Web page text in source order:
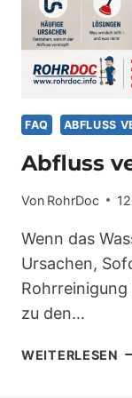
FAQ ABFLUSS
Abfluss
Von RohrDoc
Wenn das
Ursachen,
zu den…
WEITERLESEN